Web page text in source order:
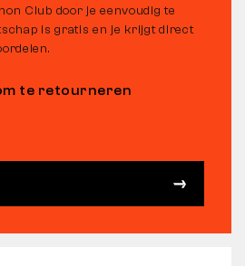
Club door je eenvoudig te
is gratis en je krijgt direct
te retourneren